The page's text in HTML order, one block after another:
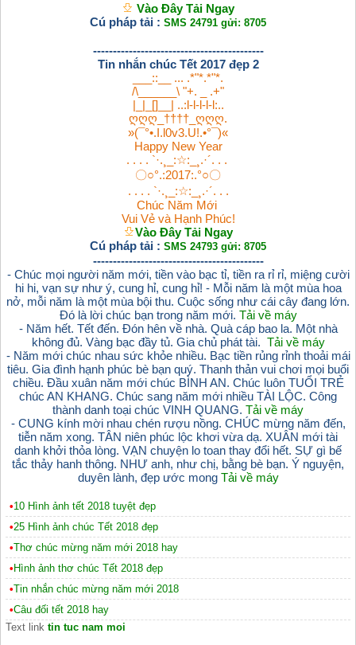
Vào Đây Tải Ngay
Cú pháp tải : SMS 24791 gửi: 8705
-------------------------------------------
Tin nhắn chúc Tết 2017 đẹp 2
___::__ ... .*"*.*"*.
/\______\ "+. _ .+"
|_|_[]__| ..:l-l-l-l-l:..
ღღღ_††††_ღღღ.
»(¯°•.I.l0v3.U!.•°¯)«
Happy New Year
. . . . `·.¸_:☆:_¸.·´. . .
〇○°.:2017:.°○〇
. . . . `·.¸_:☆:_¸.·´. . .
Chúc Năm Mới
Vui Vẻ và Hạnh Phúc!
Vào Đây Tải Ngay
Cú pháp tải : SMS 24793 gửi: 8705
-------------------------------------------
- Chúc mọi người năm mới, tiền vào bạc tỉ, tiền ra rỉ rỉ, miệng cười
hi hi, vạn sự như ý, cung hỉ, cung hỉ! - Mỗi năm là một mùa hoa
nở, mỗi năm là một mùa bội thu. Cuộc sống như cái cây đang lớn.
Đó là lời chúc bạn trong năm mới. Tải về máy
- Năm hết. Tết đến. Đón hên về nhà. Quà cáp bao la. Một nhà
không đủ. Vàng bạc đầy tủ. Gia chủ phát tài. Tải về máy
- Năm mới chúc nhau sức khỏe nhiều. Bạc tiền rủng rỉnh thoải mái
tiêu. Gia đình hạnh phúc bè bạn quý. Thanh thản vui chơi mọi buổi
chiều. Đầu xuân năm mới chúc BÌNH AN. Chúc luôn TUỔI TRẺ
chúc AN KHANG. Chúc sang năm mới nhiều TÀI LỘC. Công
thành danh toại chúc VINH QUANG. Tải về máy
- CUNG kính mời nhau chén rượu nồng. CHÚC mừng năm đến,
tiễn năm xong. TÂN niên phúc lộc khơi vừa dạ. XUÂN mới tài
danh khởi thỏa lòng. VẠN chuyện lo toan thay đổi hết. SỰ gì bế
tắc thảy hanh thông. NHƯ anh, như chị, bằng bè bạn. Ý nguyện,
duyên lành, đẹp ước mong Tải về máy
•10 Hình ảnh tết 2018 tuyệt đẹp
•25 Hình ảnh chúc Tết 2018 đẹp
•Thơ chúc mừng năm mới 2018 hay
• Hình ảnh thơ chúc Tết 2018 đẹp
•Tin nhắn chúc mừng năm mới 2018
•Câu đối tết 2018 hay
Text link tin tuc nam moi